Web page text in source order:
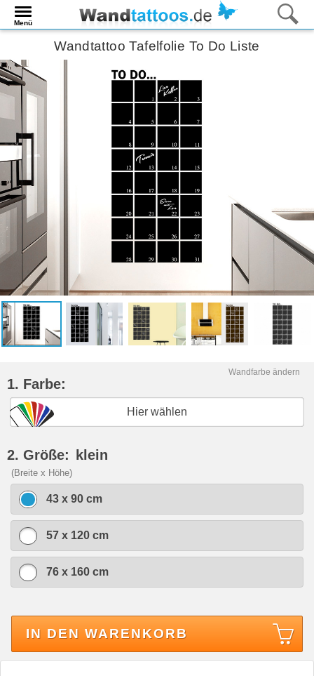
Menü
Wandtattoo Tafelfolie To Do Liste
Wandfarbe ändern
1. Farbe:
Hier wählen
2. Größe: klein
(Breite x Höhe)
43 x 90 cm
57 x 120 cm
76 x 160 cm
IN DEN WARENKORB